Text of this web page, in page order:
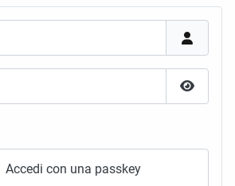
Mostra
Accedi con una passkey